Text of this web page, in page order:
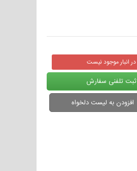
در انبار موجود نیست
ثبت تلفنی سفارش
افزودن به لیست دلخواه